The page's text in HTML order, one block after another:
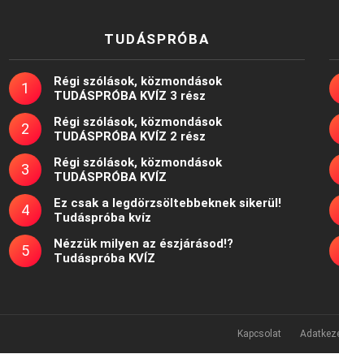
TUDÁSPRÓBA
Régi szólások, közmondások
TUDÁSPRÓBA KVÍZ 3 rész
Régi szólások, közmondások
TUDÁSPRÓBA KVÍZ 2 rész
Régi szólások, közmondások
TUDÁSPRÓBA KVÍZ
Ez csak a legdörzsöltebbeknek sikerül!
Tudáspróba kvíz
Nézzük milyen az észjárásod!?
Tudáspróba KVÍZ
Kapcsolat